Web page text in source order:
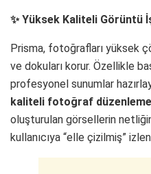
✨ Yüksek Kaliteli Görüntü
Prisma, fotoğrafları yüksek
ve dokuları korur. Özellikle
profesyonel sunumlar
kaliteli fotoğraf düzenleme
oluşturulan görsellerin
kullanıcıya “elle çizilmiş”